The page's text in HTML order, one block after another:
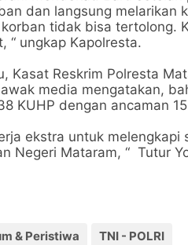
dan langsung melarikan
tidak bisa tertolong.
“ ungkap Kapolresta.
Kasat Reskrim Polresta
media mengatakan,
KUHP dengan ancaman
ekstra untuk
Negeri Mataram, “ Tutur
& Peristiwa TNI - POLRI